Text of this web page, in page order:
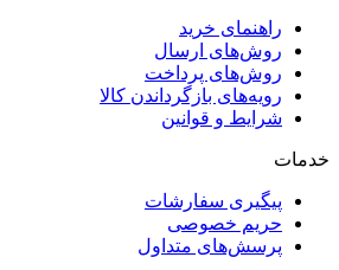
راهنمای خرید
روش‌های ارسال
روش‌های پرداخت
رویه‌های بازگرداندن کالا
شرایط و قوانین
خدمات
پیگیری سفارشات
حریم خصوصی
پرسش‌های متداول